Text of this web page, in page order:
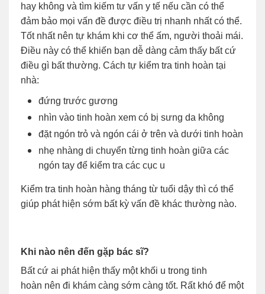
hay không và tìm kiếm tư vấn y tế nếu cần có thể
đảm bảo mọi vấn đề được điều trị nhanh nhất có thể.
Tốt nhất nên tự khám khi cơ thể ấm, người thoải mái.
Điều này có thể khiến bạn dễ dàng cảm thấy bất cứ
điều gì bất thường. Cách tự kiểm tra tinh hoàn tại
nhà:
đứng trước gương
nhìn vào tinh hoàn xem có bị sưng da không
đặt ngón trỏ và ngón cái ở trên và dưới tinh hoàn
nhẹ nhàng di chuyển từng tinh hoàn giữa các
ngón tay để kiểm tra các cục u
Kiểm tra tinh hoàn hàng tháng từ tuổi dậy thì có thể
giúp phát hiện sớm bất kỳ vấn đề khác thường nào.
Khi nào nên đến gặp bác sĩ?
Bất cứ ai phát hiện thấy một khối u trong tinh
hoàn nên đi khám càng sớm càng tốt. Rất khó để một